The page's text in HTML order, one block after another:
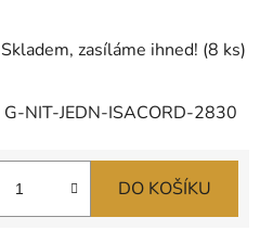
Skladem, zasíláme ihned! (8 ks)
G-NIT-JEDN-ISACORD-2830
DO KOŠÍKU